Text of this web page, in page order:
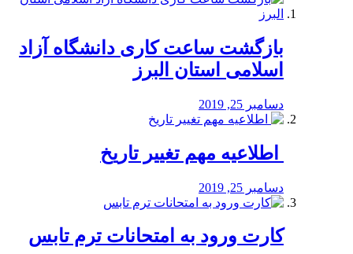
بازگشت ساعت کاری دانشگاه آزاد
اسلامی استان البرز
دسامبر 25, 2019
️ اطلاعیه مهم تغییر تاریخ
دسامبر 25, 2019
کارت ورود به امتحانات ترم تابس